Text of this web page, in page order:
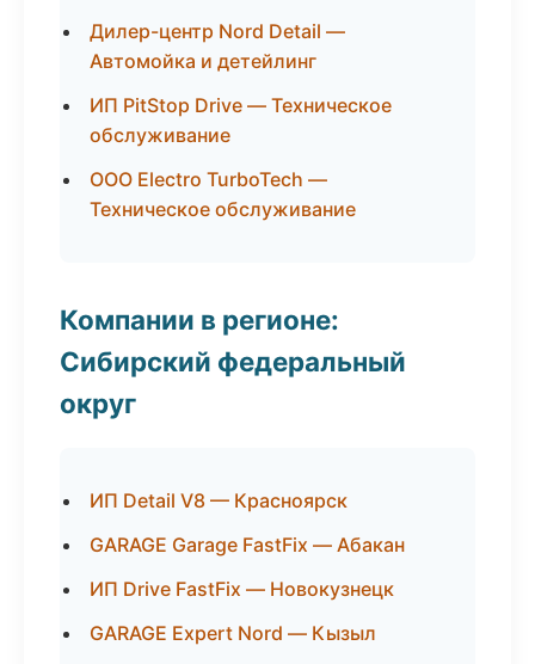
Дилер-центр Nord Detail —
Автомойка и детейлинг
ИП PitStop Drive — Техническое
обслуживание
ООО Electro TurboTech —
Техническое обслуживание
Компании в регионе:
Сибирский федеральный
округ
ИП Detail V8 — Красноярск
GARAGE Garage FastFix — Абакан
ИП Drive FastFix — Новокузнецк
GARAGE Expert Nord — Кызыл